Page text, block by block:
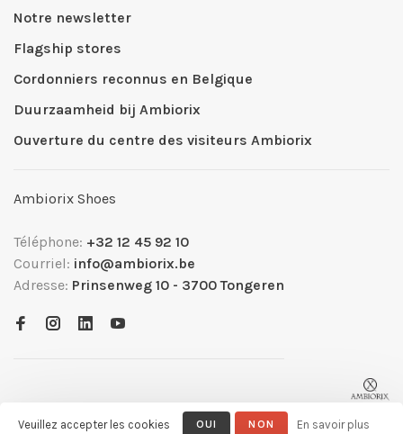
Notre newsletter
Flagship stores
Cordonniers reconnus en Belgique
Duurzaamheid bij Ambiorix
Ouverture du centre des visiteurs Ambiorix
Ambiorix Shoes
Téléphone: +32 12 45 92 10
Courriel: info@ambiorix.be
Adresse: Prinsenweg 10 - 3700 Tongeren
Veuillez accepter les cookies OUI NON En savoir plus